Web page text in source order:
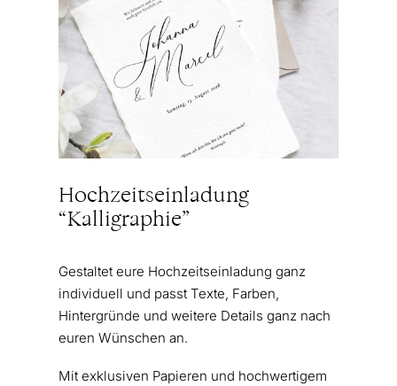
Hochzeitseinladung
“Kalligraphie”
Gestaltet eure Hochzeitseinladung ganz
individuell und passt Texte, Farben,
Hintergründe und weitere Details ganz nach
euren Wünschen an.
Mit exklusiven Papieren und hochwertigem